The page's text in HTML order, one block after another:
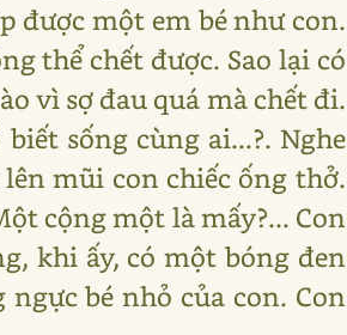
được một em bé như con.
thể chết được. Sao lại có
vì sợ đau quá mà chết đi.
sống cùng ai...?. Nghe
mũi con chiếc ống thở.
cộng một là mấy?... Con
khi ấy, có một bóng đen
bé nhỏ của con. Con